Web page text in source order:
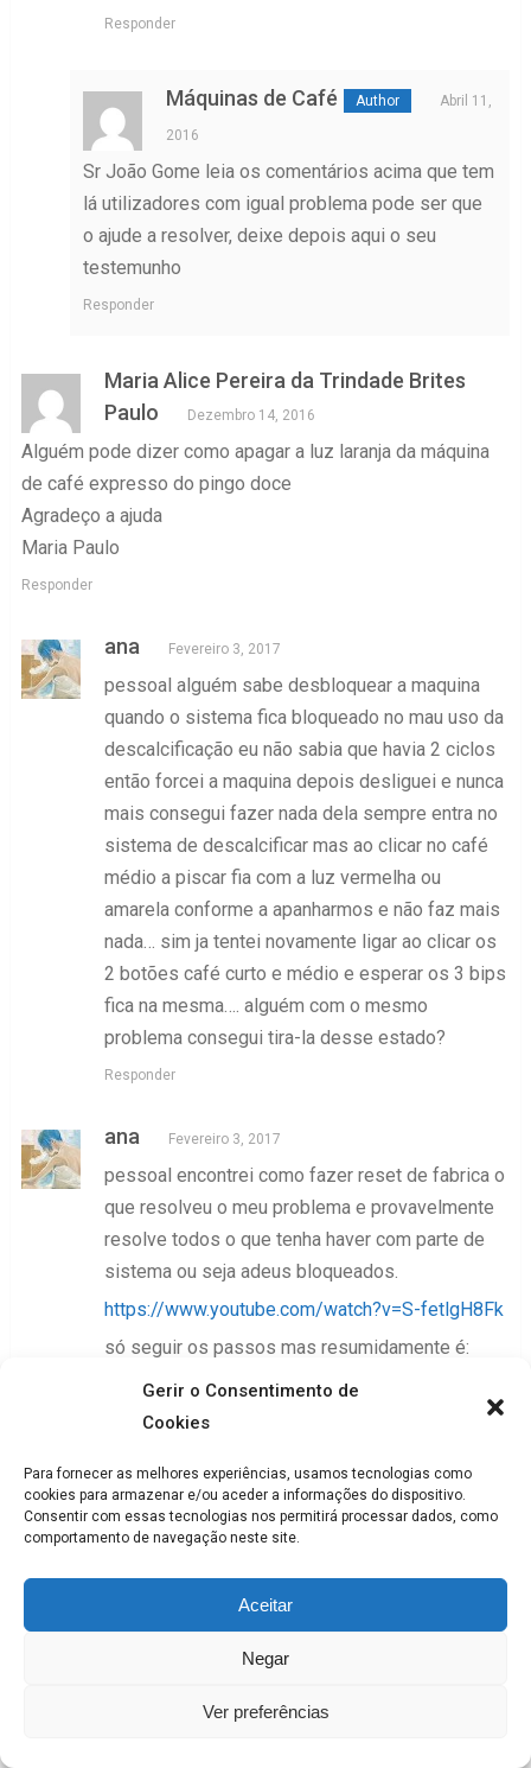
Gerir o Consentimento de
Cookies
Para fornecer as melhores experiências, usamos tecnologias como
cookies para armazenar e/ou aceder a informações do dispositivo.
Consentir com essas tecnologias nos permitirá processar dados, como
comportamento de navegação neste site.
Aceitar
Negar
Ver preferências
Responder
Máquinas de Café Abril 11,
2016
Sr João Gome leia os comentários acima que tem
lá utilizadores com igual problema pode ser que
o ajude a resolver, deixe depois aqui o seu
testemunho
Responder
Maria Alice Pereira da Trindade Brites
Paulo
Dezembro 14, 2016
Alguém pode dizer como apagar a luz laranja da máquina
de café expresso do pingo doce
Agradeço a ajuda
Maria Paulo
Responder
ana Fevereiro 3, 2017
pessoal alguém sabe desbloquear a maquina
quando o sistema fica bloqueado no mau uso da
descalcificação eu não sabia que havia 2 ciclos
então forcei a maquina depois desliguei e nunca
mais consegui fazer nada dela sempre entra no
sistema de descalcificar mas ao clicar no café
médio a piscar fia com a luz vermelha ou
amarela conforme a apanharmos e não faz mais
nada… sim ja tentei novamente ligar ao clicar os
2 botões café curto e médio e esperar os 3 bips
fica na mesma…. alguém com o mesmo
problema consegui tira-la desse estado?
Responder
ana Fevereiro 3, 2017
pessoal encontrei como fazer reset de fabrica o
que resolveu o meu problema e provavelmente
resolve todos o que tenha haver com parte de
sistema ou seja adeus bloqueados.
https://www.youtube.com/watch?v=S-fetlgH8Fk
só seguir os passos mas resumidamente é:
1-abrir a alavanca das cápsulas
2-acender a maquina pelo botão pressionando
3- assim que ligar a maquina pelo botão sem
largar o botão café curto fechar e abrir a alavanca
das cápsulas
é já esta. só clicar qualquer tecla vai tirar um
pouco de agua antes de aquecer e e isso
Máquinas de Café